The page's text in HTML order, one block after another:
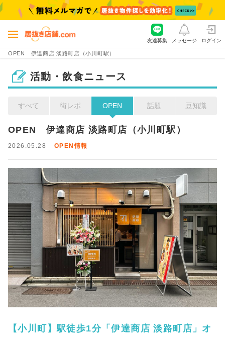
OPEN 伊達商店 淡路町店（小川町駅）
友達募集 メッセージ ログイン
活動・飲食ニュース
すべて 街レポ OPEN 話題 豆知識
OPEN　伊達商店 淡路町店（小川町駅）
2026.05.28 OPEN情報
【小川町】駅徒歩1分「伊達商店 淡路町店」オ